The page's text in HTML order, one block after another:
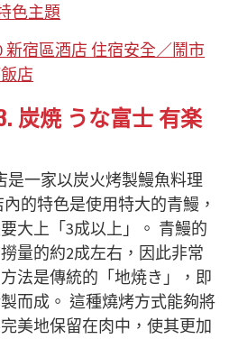
色主題
新宿區酒店 住宿安全／鬧市
店
炭焼 うな富士 有楽
是一家以炭火烤製鰻魚料理
的特色是使用特大的青鰻，
大上「3成以上」。 青鰻的
量的約2成左右，因此非常
法是傳統的「地焼き」，即
而成。 這種燒烤方式能夠將
美地保留在肉中，使其更加